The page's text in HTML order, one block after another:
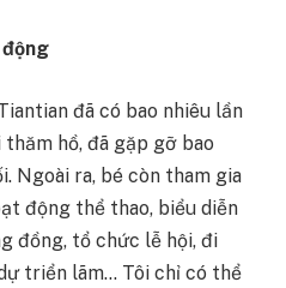
đã có bao nhiêu lần
hồ, đã gặp gỡ bao
Ngoài ra, bé còn tham gia
động thể thao, biểu diễn
đồng, tổ chức lễ hội, đi
triển lãm… Tôi chỉ có thể